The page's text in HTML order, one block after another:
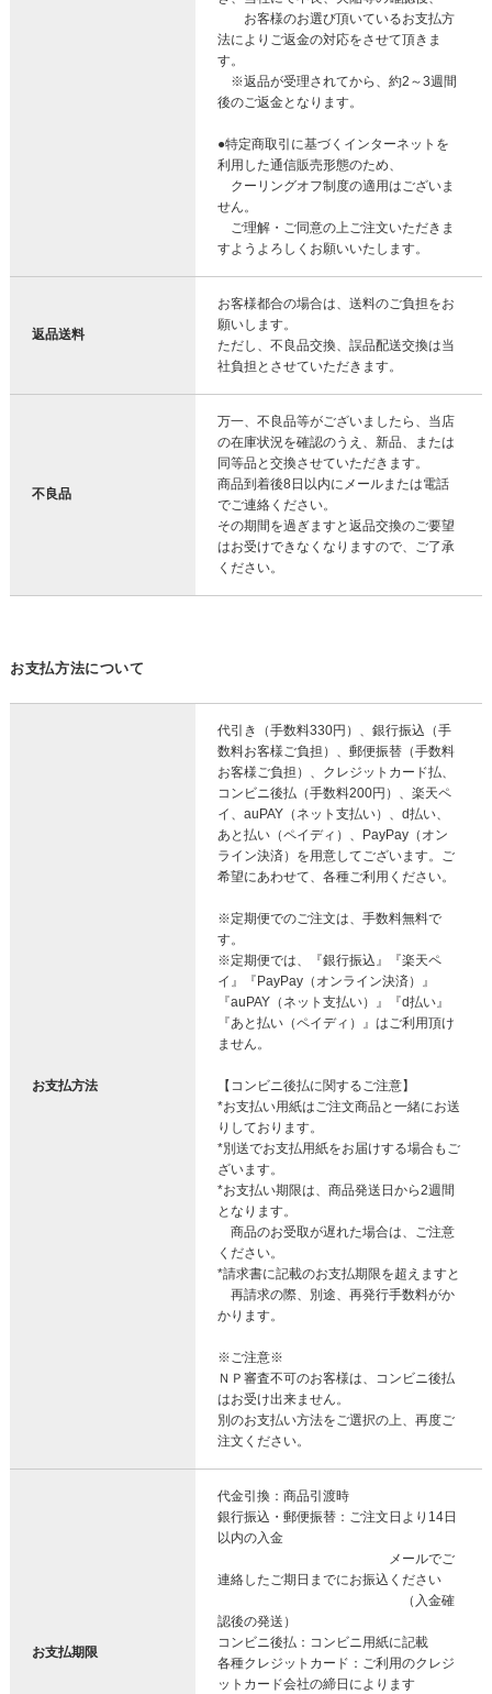
お客様のお選び頂いているお支払方
法によりご返金の対応をさせて頂きま
す。
※返品が受理されてから、約2～3週間
後のご返金となります。
●特定商取引に基づくインターネットを
利用した通信販売形態のため、
クーリングオフ制度の適用はございま
せん。
ご理解・ご同意の上ご注文いただきま
すようよろしくお願いいたします。
返品送料
お客様都合の場合は、送料のご負担をお
願いします。
ただし、不良品交換、誤品配送交換は当
社負担とさせていただきます。
不良品
万一、不良品等がございましたら、当店
の在庫状況を確認のうえ、新品、または
同等品と交換させていただきます。
商品到着後8日以内にメールまたは電話
でご連絡ください。
その期間を過ぎますと返品交換のご要望
はお受けできなくなりますので、ご了承
ください。
お支払方法について
お支払方法
代引き（手数料330円）、銀行振込（手
数料お客様ご負担）、郵便振替（手数料
お客様ご負担）、クレジットカード払、
コンビニ後払（手数料200円）、楽天ペ
イ、auPAY（ネット支払い）、d払い、
あと払い（ペイディ）、PayPay（オン
ライン決済）を用意してございます。ご
希望にあわせて、各種ご利用ください。
※定期便でのご注文は、手数料無料で
す。
※定期便では、『銀行振込』『楽天ペ
イ』『PayPay（オンライン決済）』
『auPAY（ネット支払い）』『d払い』
『あと払い（ペイディ）』はご利用頂け
ません。
【コンビニ後払に関するご注意】
*お支払い用紙はご注文商品と一緒にお送
りしております。
*別送でお支払用紙をお届けする場合もご
ざいます。
*お支払い期限は、商品発送日から2週間
となります。
商品のお受取が遅れた場合は、ご注意
ください。
*請求書に記載のお支払期限を超えますと
再請求の際、別途、再発行手数料がか
かります。
※ご注意※
ＮＰ審査不可のお客様は、コンビニ後払
はお受け出来ません。
別のお支払い方法をご選択の上、再度ご
注文ください。
お支払期限
代金引換：商品引渡時
銀行振込・郵便振替：ご注文日より14日
以内の入金
メールでご
連絡したご期日までにお振込ください
（入金確
認後の発送）
コンビニ後払：コンビニ用紙に記載
各種クレジットカード：ご利用のクレジ
ットカード会社の締日によります